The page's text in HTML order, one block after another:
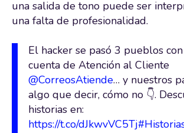
una salida de tono puede ser
una falta de profesionalidad.
El hacker se pasó 3 pueblos
cuenta de Atención al Cliente
@CorreosAtiende… y nuestros
algo que decir, cómo no 👇.
historias en:
https://t.co/dJkwvVC5Tj